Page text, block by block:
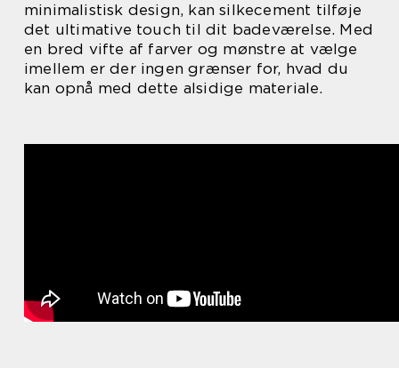
minimalistisk design, kan silkecement tilføje
det ultimative touch til dit badeværelse. Med
en bred vifte af farver og mønstre at vælge
imellem er der ingen grænser for, hvad du
kan opnå med dette alsidige materiale.